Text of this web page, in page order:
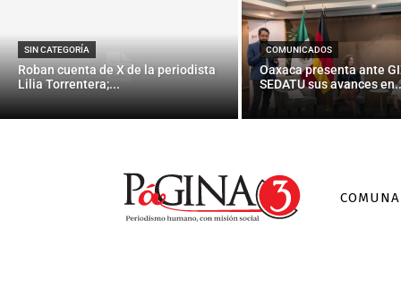
SIN CATEGORÍA
Roban cuenta de X de la periodista
Lilia Torrentera;...
COMUNICADOS
Oaxaca presenta ante
SEDATU sus avances